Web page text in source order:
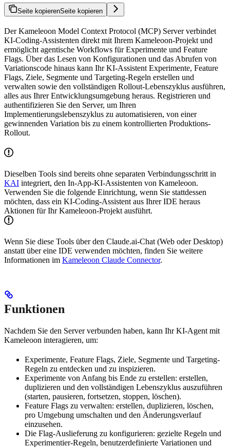
Seite kopierenSeite kopieren
Der Kameleoon Model Context Protocol (MCP) Server verbindet
KI-Coding-Assistenten direkt mit Ihrem Kameleoon-Projekt und
ermöglicht agentische Workflows für Experimente und Feature
Flags. Über das Lesen von Konfigurationen und das Abrufen von
Variationscode hinaus kann Ihr KI-Assistent Experimente, Feature
Flags, Ziele, Segmente und Targeting-Regeln erstellen und
verwalten sowie den vollständigen Rollout-Lebenszyklus ausführen,
alles aus Ihrer Entwicklungsumgebung heraus. Registrieren und
authentifizieren Sie den Server, um Ihren
Implementierungslebenszyklus zu automatisieren, von einer
gewinnenden Variation bis zu einem kontrollierten Produktions-
Rollout.
Dieselben Tools sind bereits ohne separaten Verbindungsschritt in
KAI integriert, den In-App-KI-Assistenten von Kameleoon.
Verwenden Sie die folgende Einrichtung, wenn Sie stattdessen
möchten, dass ein KI-Coding-Assistent aus Ihrer IDE heraus
Aktionen für Ihr Kameleoon-Projekt ausführt.
Wenn Sie diese Tools über den Claude.ai-Chat (Web oder Desktop)
anstatt über eine IDE verwenden möchten, finden Sie weitere
Informationen im Kameleoon Claude Connector.
Funktionen
Nachdem Sie den Server verbunden haben, kann Ihr KI-Agent mit
Kameleoon interagieren, um:
Experimente, Feature Flags, Ziele, Segmente und Targeting-
Regeln zu entdecken und zu inspizieren.
Experimente von Anfang bis Ende zu erstellen: erstellen,
duplizieren und den vollständigen Lebenszyklus auszuführen
(starten, pausieren, fortsetzen, stoppen, löschen).
Feature Flags zu verwalten: erstellen, duplizieren, löschen,
pro Umgebung umschalten und den Änderungsverlauf
einzusehen.
Die Flag-Auslieferung zu konfigurieren: gezielte Regeln und
Experimentier-Regeln, benutzerdefinierte Variationen und